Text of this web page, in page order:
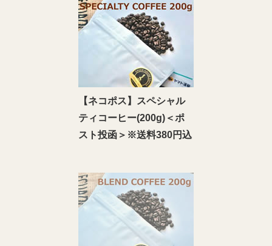
【ネコポス】スペシャル
ティコーヒー(200g)＜ポ
スト投函＞※送料380円込